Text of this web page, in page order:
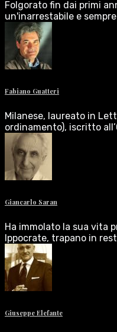
Folgorato fin dai primi
un'inarrestabile e
Fabiano Guatteri
Milanese, laureato in
ordinamento), iscritto
Giancarlo Saran
Ha immolato la sua vita
Ippocrate, trapano in
Giuseppe Elefante